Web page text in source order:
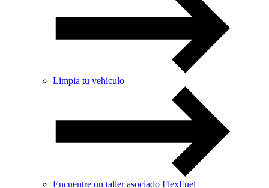
Limpia tu vehículo
Encuentre un taller asociado FlexFuel